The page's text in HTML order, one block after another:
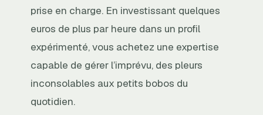
prise en charge. En investissant quelques
euros de plus par heure dans un profil
expérimenté, vous achetez une expertise
capable de gérer l’imprévu, des pleurs
inconsolables aux petits bobos du
quotidien.